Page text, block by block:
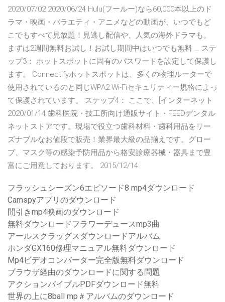
2020/07/02 2020/06/24 Hulu(フールー)なら60,000本以上のド
ラマ・映画・バラエティ・アニメなどの動画が、いつでもど
こでもすべて見放題！見逃し配信や、人気の海外ドラマも。
まずは2週間無料お試し！お試し期間中はいつでも無料 … ステ
ップ3： ホットスポットに固有のパスワードを設定して保護し
ます。 Connectifyホットスポットは、多くの物理ルーターで
使用されているのと同じWPA2 Wi-Fiセキュリティー規格によっ
て保護されています。 ステップ4： ここで、[インターネット
2020/01/14 歯科医院・技工所向け通販サイト・FEEDデンタル
ネットストアです。現場で役立つ歯科材料・歯科用品をリー
ズナブルなお値段で販売！業界最大級の品揃えです。グロー
ブ、マスク等の感染予防用品から格安診療器械・器具まで豊
富にご用意しております。 2015/12/14
フラッシュシーズン6エピソード8 mp4ダウンロード
Camspyアプリのダウンロード
間引きmp4映画のダウンロード
無料ダウンロードフラワーデュースmp3曲
アールスクラッグスダウンロードアルバム
ホンダGX160修理マニュアル無料ダウンロード
Mp4ビデオコンバーター完全版無料ダウンロード
ブラウザ経由のダウンロードに関する問題
アクションバイブルPDFダウンロード無料
世界の上に8ball mp＃アルバムのダウンロード